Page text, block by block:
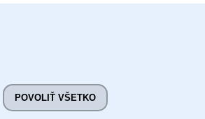
literat@literat.sk
POVOLIŤ VŠETKO